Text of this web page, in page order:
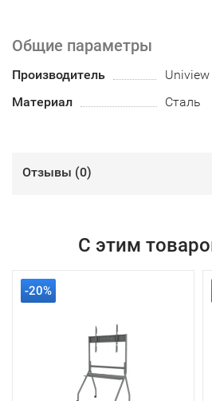
Общие параметры
Производитель
Uniview
Материал
Сталь
Отзывы (0)
С этим
-20%